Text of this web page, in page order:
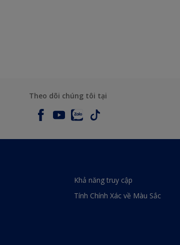
Theo dõi chúng tôi tại
Khả năng truy cập
Tính Chính Xác về Màu Sắc